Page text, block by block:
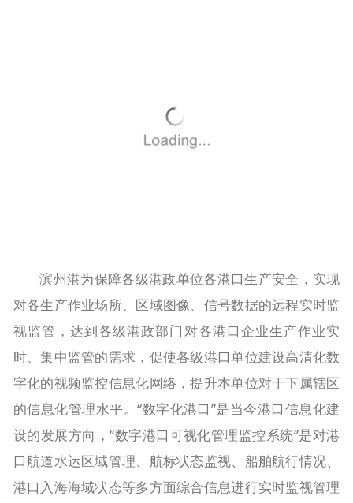
滨州港为保障各级港政单位各港口生产安全，实现
对各生产作业场所、区域图像、信号数据的远程实时监
视监管，达到各级港政部门对各港口企业生产作业实
时、集中监管的需求，促使各级港口单位建设高清化数
字化的视频监控信息化网络，提升本单位对于下属辖区
的信息化管理水平。“数字化港口”是当今港口信息化建
设的发展方向，“数字港口可视化管理监控系统”是对港
口航道水运区域管理、航标状态监视、船舶航行情况、
港口入海海域状态等多方面综合信息进行实时监视管理